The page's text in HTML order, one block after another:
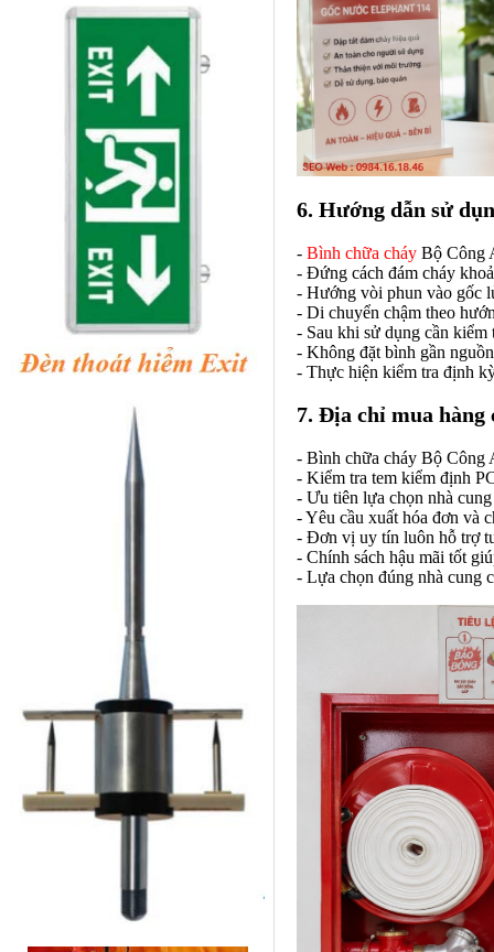
6. Hướng dẫn sử
- Bình chữa cháy Bộ Công
- Đứng cách đám cháy
- Hướng vòi phun vào gốc
- Di chuyển chậm theo
- Sau khi sử dụng cần
- Không đặt bình gần
- Thực hiện kiểm tra định
7. Địa chỉ mua hàng
- Bình chữa cháy Bộ Công
- Kiểm tra tem kiểm định
- Ưu tiên lựa chọn nhà
- Yêu cầu xuất hóa đơn và
- Đơn vị uy tín luôn hỗ trợ
- Chính sách hậu mãi tốt
- Lựa chọn đúng nhà cung